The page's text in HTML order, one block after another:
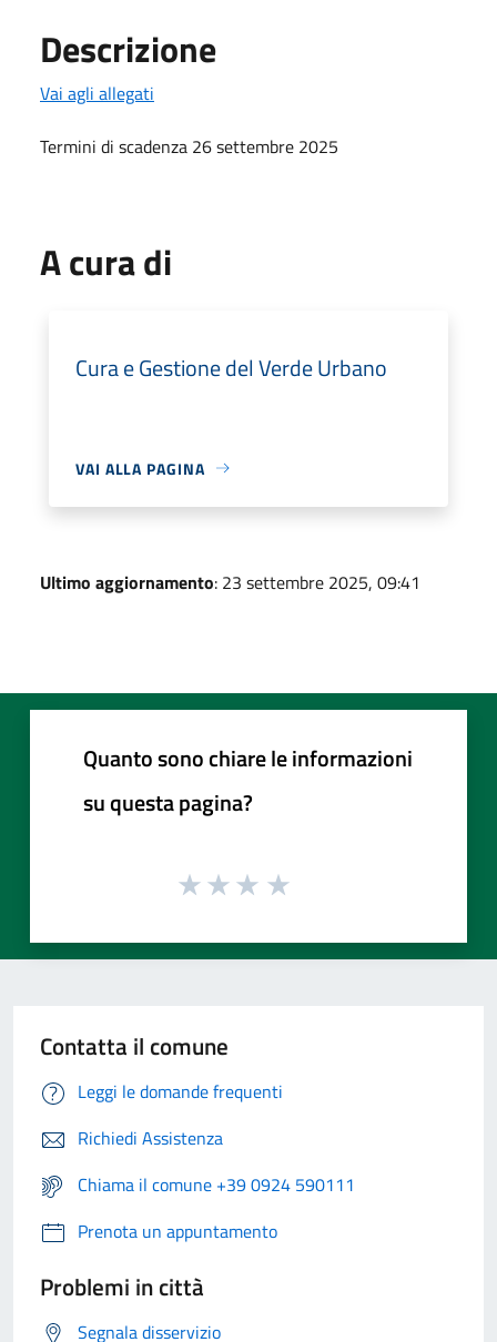
Descrizione
Vai agli allegati
Termini di scadenza 26 settembre 2025
A cura di
Cura e Gestione del Verde Urbano
VAI ALLA PAGINA
Ultimo aggiornamento: 23 settembre 2025, 09:41
Quanto sono chiare le informazioni
su questa pagina?
Contatta il comune
Leggi le domande frequenti
Richiedi Assistenza
Chiama il comune +39 0924 590111
Prenota un appuntamento
Problemi in città
Segnala disservizio